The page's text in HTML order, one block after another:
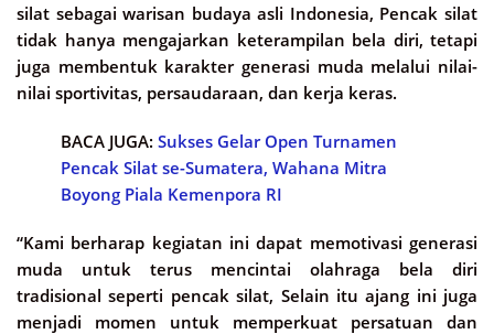
silat sebagai warisan budaya asli Indonesia, Pencak silat
tidak hanya mengajarkan keterampilan bela diri, tetapi
juga membentuk karakter generasi muda melalui nilai-
nilai sportivitas, persaudaraan, dan kerja keras.
BACA JUGA: Sukses Gelar Open Turnamen
Pencak Silat se-Sumatera, Wahana Mitra
Boyong Piala Kemenpora RI
“Kami berharap kegiatan ini dapat memotivasi generasi
muda untuk terus mencintai olahraga bela diri
tradisional seperti pencak silat, Selain itu ajang ini juga
menjadi momen untuk memperkuat persatuan dan